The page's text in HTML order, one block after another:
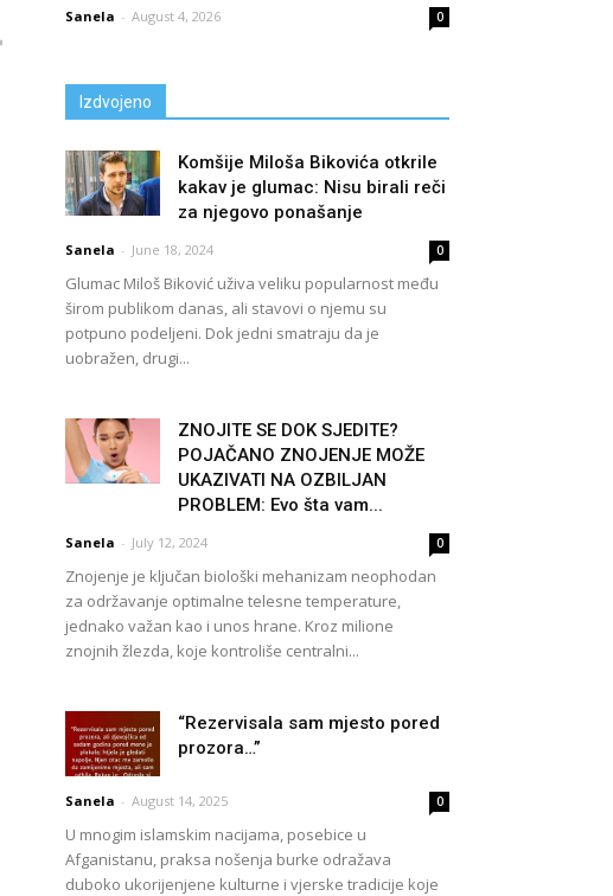
Sanela - August 4, 2026 0
Izdvojeno
Komšije Miloša Bikovića otkrile
kakav je glumac: Nisu birali reči
za njegovo ponašanje
Sanela - June 18, 2024 0
Glumac Miloš Biković uživa veliku popularnost među
širom publikom danas, ali stavovi o njemu su
potpuno podeljeni. Dok jedni smatraju da je
uobražen, drugi...
ZNOJITE SE DOK SJEDITE?
POJAČANO ZNOJENJE MOŽE
UKAZIVATI NA OZBILJAN
PROBLEM: Evo šta vam...
Sanela - July 12, 2024 0
Znojenje je ključan biološki mehanizam neophodan
za održavanje optimalne telesne temperature,
jednako važan kao i unos hrane. Kroz milione
znojnih žlezda, koje kontroliše centralni...
“Rezervisala sam mjesto pored
prozora…”
Sanela - August 14, 2025 0
U mnogim islamskim nacijama, posebice u
Afganistanu, praksa nošenja burke odražava
duboko ukorijenjene kulturne i vjerske tradicije koje